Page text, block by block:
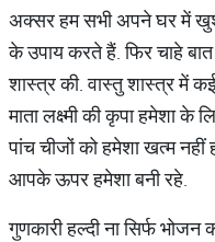
अक्सर हम सभी अपने घर में
के उपाय करते हैं. फिर चाहे बात
शास्त्र की. वास्तु शास्त्र में
माता लक्ष्मी की कृपा हमेशा के
पांच चीजों को हमेशा खत्म नहीं
आपके ऊपर हमेशा बनी रहे.
गुणकारी हल्दी ना सिर्फ